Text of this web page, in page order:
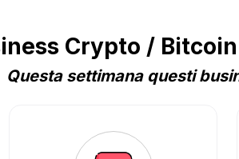
Crypto /
Questa settimana questi